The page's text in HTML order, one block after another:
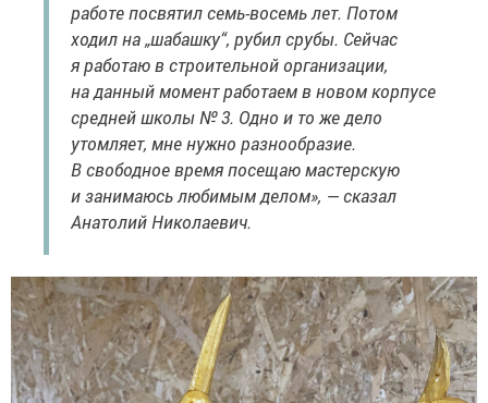
работе посвятил семь-восемь лет. Потом
ходил на „шабашку“, рубил срубы. Сейчас
я работаю в строительной организации,
на данный момент работаем в новом корпусе
средней школы № 3. Одно и то же дело
утомляет, мне нужно разнообразие.
В свободное время посещаю мастерскую
и занимаюсь любимым делом», — сказал
Анатолий Николаевич.